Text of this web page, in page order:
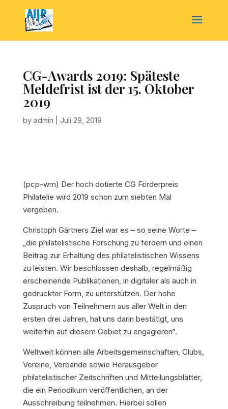
CG-Awards 2019: Späteste
Meldefrist ist der 15. Oktober
2019
by admin Juli 29, 2019
(pcp-wm) Der hoch dotierte CG Förderpreis
Philatelie wird 2019 schon zum siebten Mal
vergeben.
Christoph Gärtners Ziel war es – so seine Worte –
„die philatelistische Forschung zu fördern und einen
Beitrag zur Erhaltung des philatelistischen Wissens
zu leisten. Wir beschlossen deshalb, regelmäßig
erscheinende Publikationen, in digitaler als auch in
gedruckter Form, zu unterstützen. Der hohe
Zuspruch von Teilnehmern aus aller Welt in den
ersten drei Jahren, hat uns darin bestätigt, uns
weiterhin auf diesem Gebiet zu engagieren“.
Weltweit können alle Arbeitsgemeinschaften, Clubs,
Vereine, Verbände sowie Herausgeber
philatelistischer Zeitschriften und Mitteilungsblätter,
die ein Periodikum veröffentlichen, an der
Ausschreibung teilnehmen. Hierbei sollen